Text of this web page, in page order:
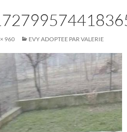
960 EVY ADOPTEE PAR VALERIE